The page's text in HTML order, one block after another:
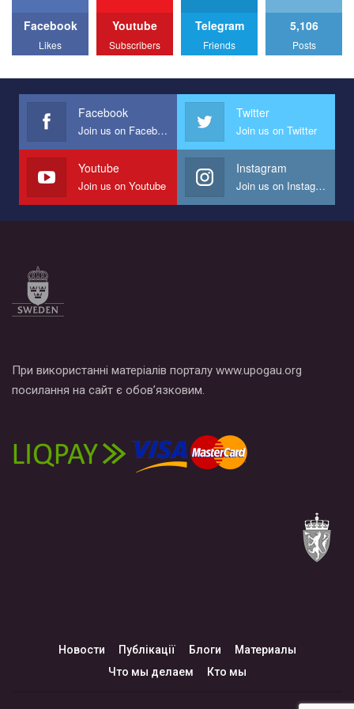
All you have to do is to press "Like" below the video.
Эмоционально сильный ролик от команды "Гей-альянс
представляющий программу развития организации.
Мы просим вас поддержать нас и помочь нам реализовать
наш план по борьбе с насилием и дискриминацией на почве
СОГИ в Украине.
Все, что вам нужно сделать - это зайти на наш канал YouTube
по этой ссылке и поставить лайк под видео.
Facebook
Likes
Youtube
Subscribers
Telegram
Friends
5,106
Posts
Facebook
Join us on Facebook
Twitter
Join us on Twitter
Youtube
Join us on Youtube
Instagram
Join us on Instagram
При використанні матеріалів порталу www.upogau.org
посилання на сайт є обов’язковим.
Новости Публікації Блоги
Материалы
Что мы делаем
Кто мы